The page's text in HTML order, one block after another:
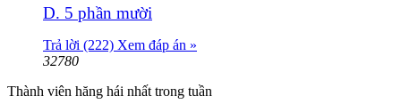
D. 5 phần mười
Trả lời (222) Xem đáp án »
32780
Thành viên hăng hái nhất trong tuần